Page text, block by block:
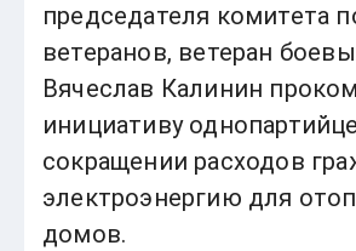
председателя комитета
ветеранов, ветеран
Вячеслав Калинин
инициативу
сокращении расходов
электроэнергию для
домов.